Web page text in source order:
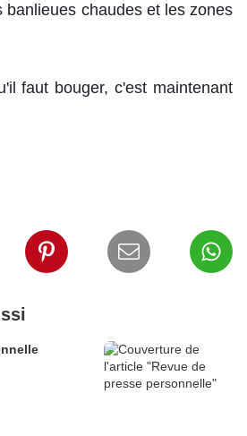
banlieues chaudes et les zones
faut bouger, c'est maintenant